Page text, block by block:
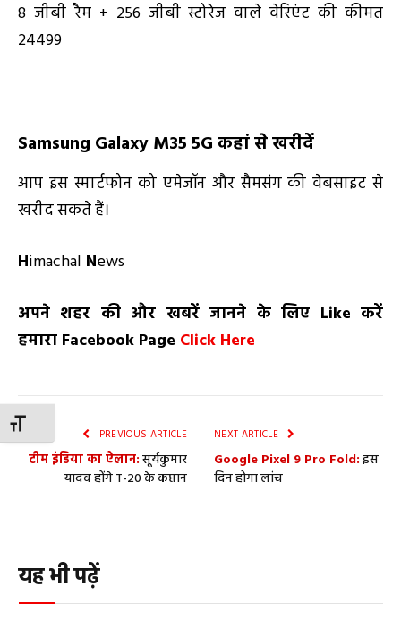
TOGGLE FONT SIZE
8 जीबी रैम + 256 जीबी स्टोरेज वाले वेरिएंट की कीमत
24499
Samsung Galaxy M35 5Gकहां से खरीदें
आप इस स्मार्टफोन को एमेजॉन और सैमसंग की वेबसाइट से
खरीद सकते हैं।
Himachal News
अपने शहर की और खबरें जानने के लिए Likeकरें
हमारा Facebook Page Click Here
PREVIOUS ARTICLE
टीम इंडिया का ऐलान:सूर्यकुमार
यादव होंगे T-20 के कप्तान
NEXT ARTICLE
Google Pixel 9 Pro Fold:इस
दिन होगा लांच
यह भी पढ़ें